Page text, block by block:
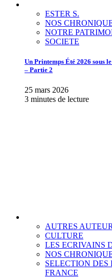
ESTER S.
NOS
NOTRE
SOCIETE
Un Printemps Été 2026 sous
– Partie 2
25 mars 2026
3 minutes de lecture
AUTRES
CULTURE
LES ECRIVAINS
NOS
SELECTION DES
FRANCE